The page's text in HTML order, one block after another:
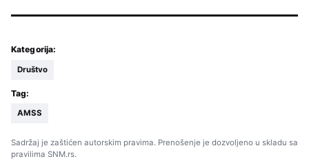
Kategorija:
Društvo
Tag:
AMSS
Sadržaj je zaštićen autorskim pravima. Prenošenje je dozvoljeno u skladu sa
pravilima SNM.rs.